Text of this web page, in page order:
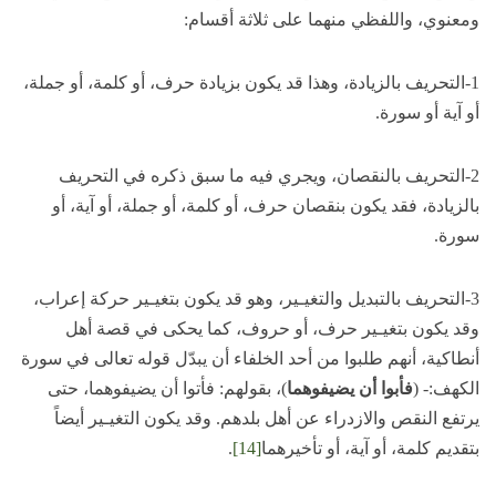
ومعنوي، واللفظي منهما على ثلاثة أقسام:
1-التحريف بالزيادة، وهذا قد يكون بزيادة حرف، أو كلمة، أو جملة،
أو آية أو سورة.
2-التحريف بالنقصان، ويجري فيه ما سبق ذكره في التحريف
بالزيادة، فقد يكون بنقصان حرف، أو كلمة، أو جملة، أو آية، أو
سورة.
3-التحريف بالتبديل والتغيـير، وهو قد يكون بتغيـير حركة إعراب،
وقد يكون بتغيـير حرف، أو حروف، كما يحكى في قصة أهل
أنطاكية، أنهم طلبوا من أحد الخلفاء أن يبدّل قوله تعالى في سورة
الكهف:- (فأبوا أن يضيفوهما)، بقولهم: فأتوا أن يضيفوهما، حتى
يرتفع النقص والازدراء عن أهل بلدهم. وقد يكون التغيـير أيضاً
بتقديم كلمة، أو آية، أو تأخيرهما[14]
.